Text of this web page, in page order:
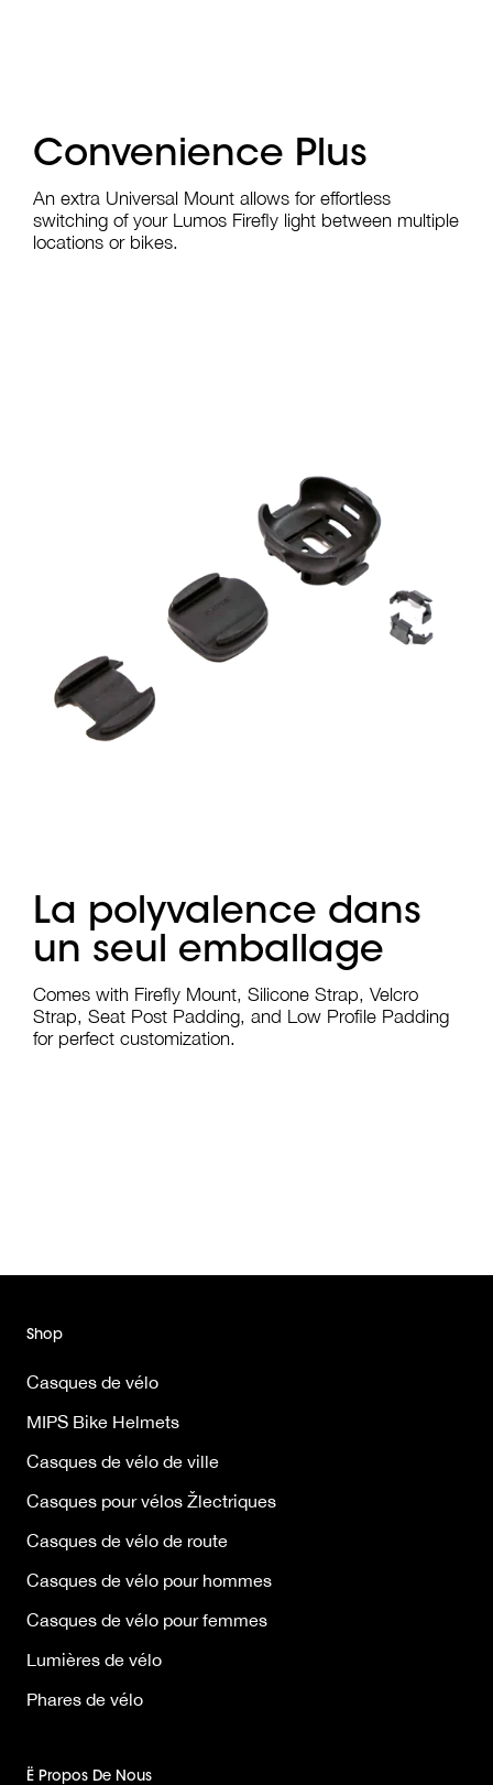
Convenience Plus
An extra Universal Mount allows for effortless
switching of your Lumos Firefly light between multiple
locations or bikes.
La polyvalence dans
un seul emballage
Comes with Firefly Mount, Silicone Strap, Velcro
Strap, Seat Post Padding, and Low Profile Padding
for perfect customization.
Shop
Casques de vélo
MIPS Bike Helmets
Casques de vélo de ville
Casques pour vélos Žlectriques
Casques de vélo de route
Casques de vélo pour hommes
Casques de vélo pour femmes
Lumières de vélo
Phares de vélo
Ë Propos De Nous